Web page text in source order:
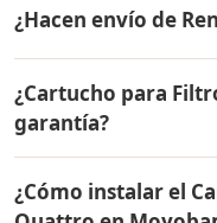
mismo en todo el
conocer el precio
facilidades de pago
¿Hacen envío de
Quattro a
pago es contra entrega.
¿Cartucho para
garantía?
por vida contra
¿Cómo instalar el